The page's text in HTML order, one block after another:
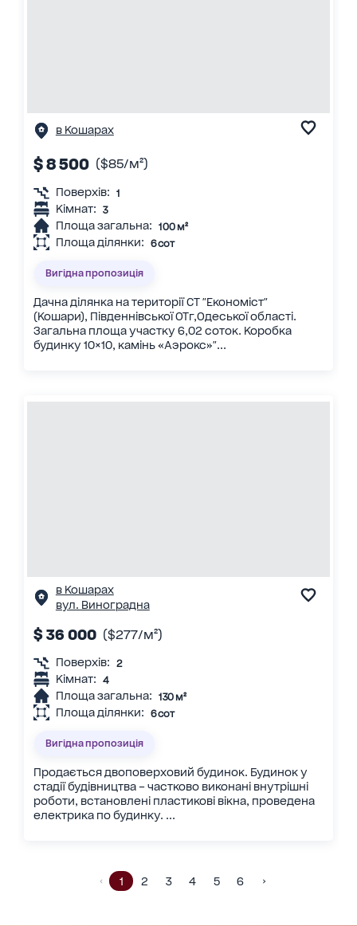
в Кошарах
$ 8 500 ($85/м²)
Поверхів: 1
Кімнат: 3
Площа загальна: 100 м²
Площа ділянки: 6 сот
Вигідна пропозиція
Дачна ділянка на території СТ "Економіст"
(Кошари), Південнівської ОТг,Одеської області.
Загальна площа участку 6,02 соток. Коробка
будинку 10×10, камінь «Аэрокс»"...
в Кошарах
вул. Виноградна
$ 36 000 ($277/м²)
Поверхів: 2
Кімнат: 4
Площа загальна: 130 м²
Площа ділянки: 6 сот
Вигідна пропозиція
Продається двоповерховий будинок. Будинок у
стадії будівництва – частково виконані внутрішні
роботи, встановлені пластикові вікна, проведена
електрика по будинку. ...
1 2 3 4 5 6